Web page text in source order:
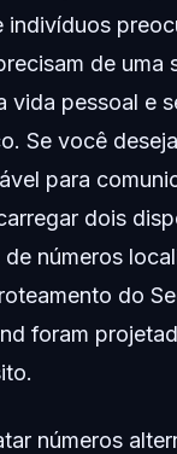
indivíduos
de uma
vida pessoal e
Se você
para
dois
números
do
foram
números